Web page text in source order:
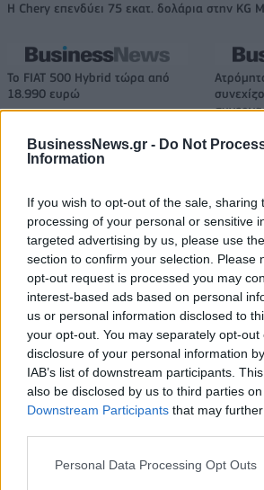
BusinessNews.gr - Do Not
Information
If you wish to opt-out of the sale, sharing
processing of your personal or sensitive
targeted advertising by us, please use
section to confirm your selection. Please
opt-out request is processed you may
interest-based ads based on personal
us or personal information disclosed to
your opt-out. You may separately opt-
disclosure of your personal information
IAB’s list of downstream participants.
also be disclosed by us to third parties
Downstream Participants that may
Personal Data Processing Opt Outs
Η Chery επενδύει 75 εκατ. δολάρια στην KG
Το FIAT 500 Hybrid τώρα από
18.990 ευρώ
18η συνεχόμενη χρονιά για τον ΟΤΕ στη
FTSE4Good
Alpha Bank: Για πρώτη φορά το Αρχαίο
πύλες του σε όλους
ΠΕΡΙΣΣΌΤΕΡΑ ΣΕ ΑΥΤΉ